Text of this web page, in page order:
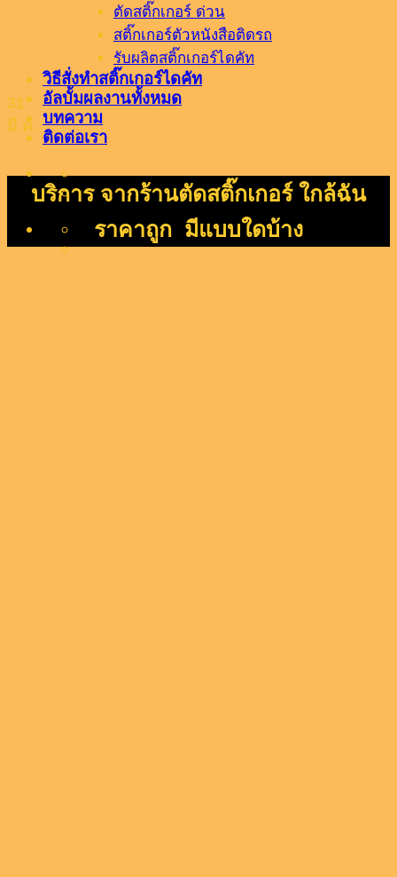
ตัดสติ๊กเกอร์ ด่วน
สติ๊กเกอร์ตัวหนังสือติดรถ
รับผลิตสติ๊กเกอร์ไดคัท
วิธีสั่งทำสติ๊กเกอร์ไดคัท
อัลบั้มผลงานทั้งหมด
บทความ
ติดต่อเรา
31
มี.ค.
บริการ จากร้านตัดสติ๊กเกอร์ ใกล้ฉัน
ราคาถูก มีแบบใดบ้าง